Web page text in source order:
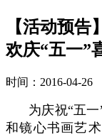
【活动预
欢庆“五一”
时间：2016-04-26
为庆祝“五
和镜心书画艺